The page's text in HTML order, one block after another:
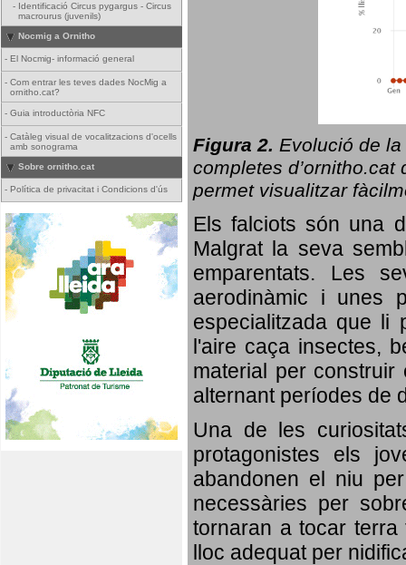
- Identificació Circus pygargus - Circus
macrourus (juvenils)
Nocmig a Ornitho
- El Nocmig- informació general
- Com entrar les teves dades NocMig a
ornitho.cat?
- Guia introductòria NFC
- Catàleg visual de vocalitzacions d'ocells
amb sonograma
Sobre ornitho.cat
- Política de privacitat i Condicions d'ús
Figura 2. Evolució de la
completes d’ornitho.cat
permet visualitzar
Els falciots són una
Malgrat la seva
emparentats. Les
aerodinàmic i unes
especialitzada que li
l'aire caça insectes,
material per
alternant períodes de
Una de les
protagonistes els
abandonen el niu
necessàries per
tornaran a tocar
lloc adequat per